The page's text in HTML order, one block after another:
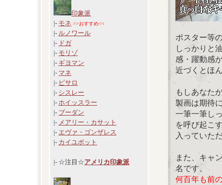
印象派
|- モネ >>おすすめ<<
|- ルノワール
|- ドガ
|- モリゾ
|- ギヨマン
|- マネ
|- ピサロ
|- シスレー
|- ホイッスラー
|- ブーダン
|- メアリー・カサット
|- エヴァ・ゴンザレス
|- カイユボット
|- ☆注目☆アメリカ印象派
ポスター等
しっかりと
感・躍動感
近づくとほ
もしあなた
製画は期待
一筆一筆し
を呼び起こ
入っていた
また、キャ
名です。
何百年も前